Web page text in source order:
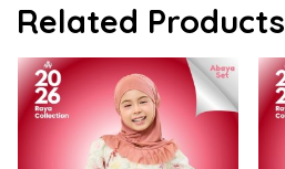
Related Products